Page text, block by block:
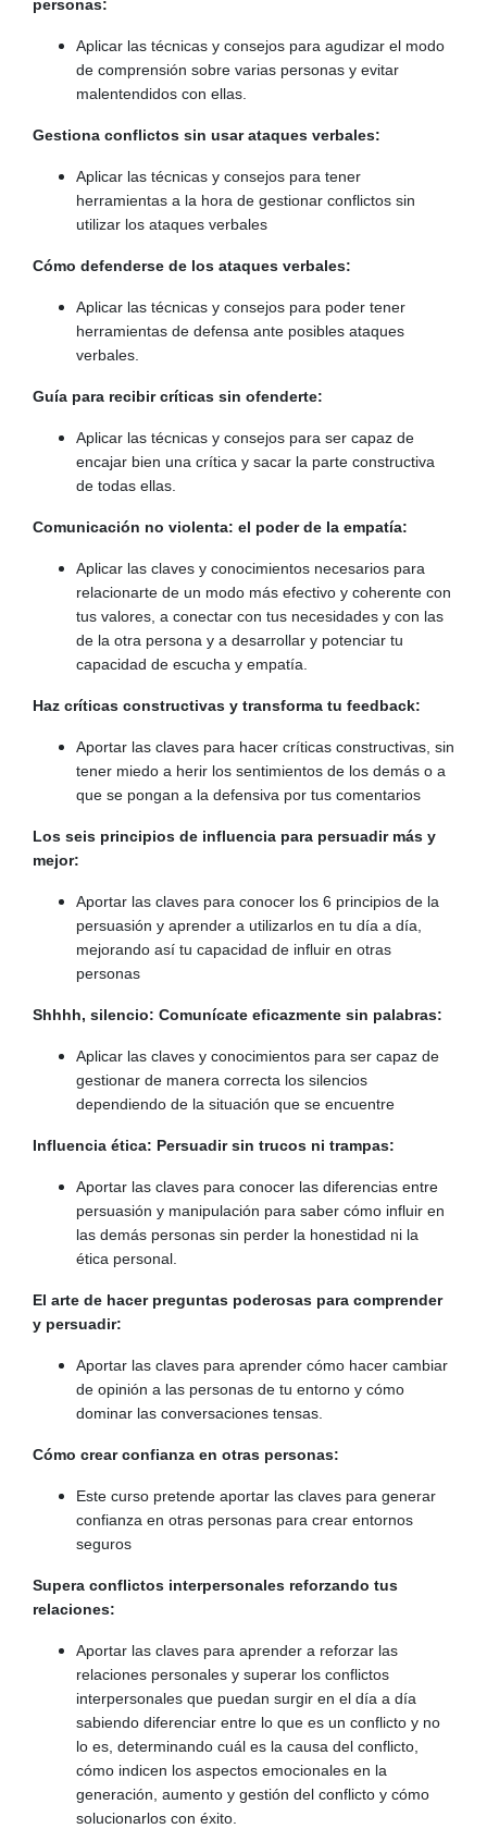
personas:
Aplicar las técnicas y consejos para agudizar el modo
de comprensión sobre varias personas y evitar
malentendidos con ellas.
Gestiona conflictos sin usar ataques verbales:
Aplicar las técnicas y consejos para tener
herramientas a la hora de gestionar conflictos sin
utilizar los ataques verbales
Cómo defenderse de los ataques verbales:
Aplicar las técnicas y consejos para poder tener
herramientas de defensa ante posibles ataques
verbales.
Guía para recibir críticas sin ofenderte:
Aplicar las técnicas y consejos para ser capaz de
encajar bien una crítica y sacar la parte constructiva
de todas ellas.
Comunicación no violenta: el poder de la empatía:
Aplicar las claves y conocimientos necesarios para
relacionarte de un modo más efectivo y coherente con
tus valores, a conectar con tus necesidades y con las
de la otra persona y a desarrollar y potenciar tu
capacidad de escucha y empatía.
Haz críticas constructivas y transforma tu feedback:
Aportar las claves para hacer críticas constructivas, sin
tener miedo a herir los sentimientos de los demás o a
que se pongan a la defensiva por tus comentarios
Los seis principios de influencia para persuadir más y
mejor:
Aportar las claves para conocer los 6 principios de la
persuasión y aprender a utilizarlos en tu día a día,
mejorando así tu capacidad de influir en otras
personas
Shhhh, silencio: Comunícate eficazmente sin palabras:
Aplicar las claves y conocimientos para ser capaz de
gestionar de manera correcta los silencios
dependiendo de la situación que se encuentre
Influencia ética: Persuadir sin trucos ni trampas:
Aportar las claves para conocer las diferencias entre
persuasión y manipulación para saber cómo influir en
las demás personas sin perder la honestidad ni la
ética personal.
El arte de hacer preguntas poderosas para comprender
y persuadir:
Aportar las claves para aprender cómo hacer cambiar
de opinión a las personas de tu entorno y cómo
dominar las conversaciones tensas.
Cómo crear confianza en otras personas:
Este curso pretende aportar las claves para generar
confianza en otras personas para crear entornos
seguros
Supera conflictos interpersonales reforzando tus
relaciones:
Aportar las claves para aprender a reforzar las
relaciones personales y superar los conflictos
interpersonales que puedan surgir en el día a día
sabiendo diferenciar entre lo que es un conflicto y no
lo es, determinando cuál es la causa del conflicto,
cómo indicen los aspectos emocionales en la
generación, aumento y gestión del conflicto y cómo
solucionarlos con éxito.